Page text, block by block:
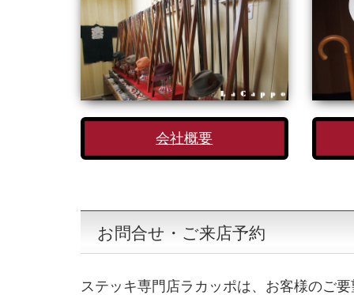
会社概要
お問合せ・ご来店予約
ステッキ専門店ラカッポは、お客様のご